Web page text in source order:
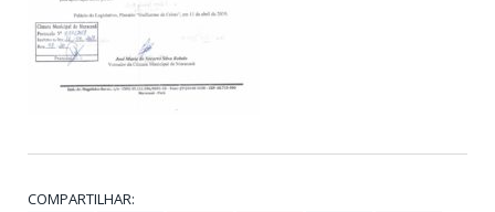
COMPARTILHAR: